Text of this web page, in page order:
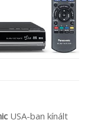
USA-ban kínált